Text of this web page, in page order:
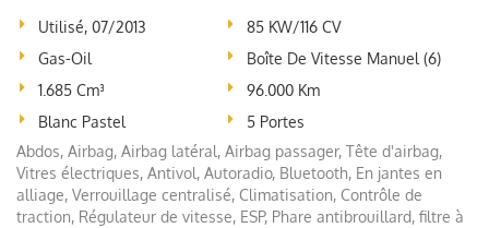
Utilisé, 07/2013
85 KW/116 CV
Gas-Oil
Boîte De Vitesse Manuel (6)
1.685 Cm³
96.000 Km
Blanc Pastel
5 Portes
Abdos, Airbag, Airbag latéral, Airbag passager, Tête d'airbag,
Vitres électriques, Antivol, Autoradio, Bluetooth, En jantes en
alliage, Verrouillage centralisé, Climatisation, Contrôle de
traction, Régulateur de vitesse, ESP, Phare antibrouillard, filtre à